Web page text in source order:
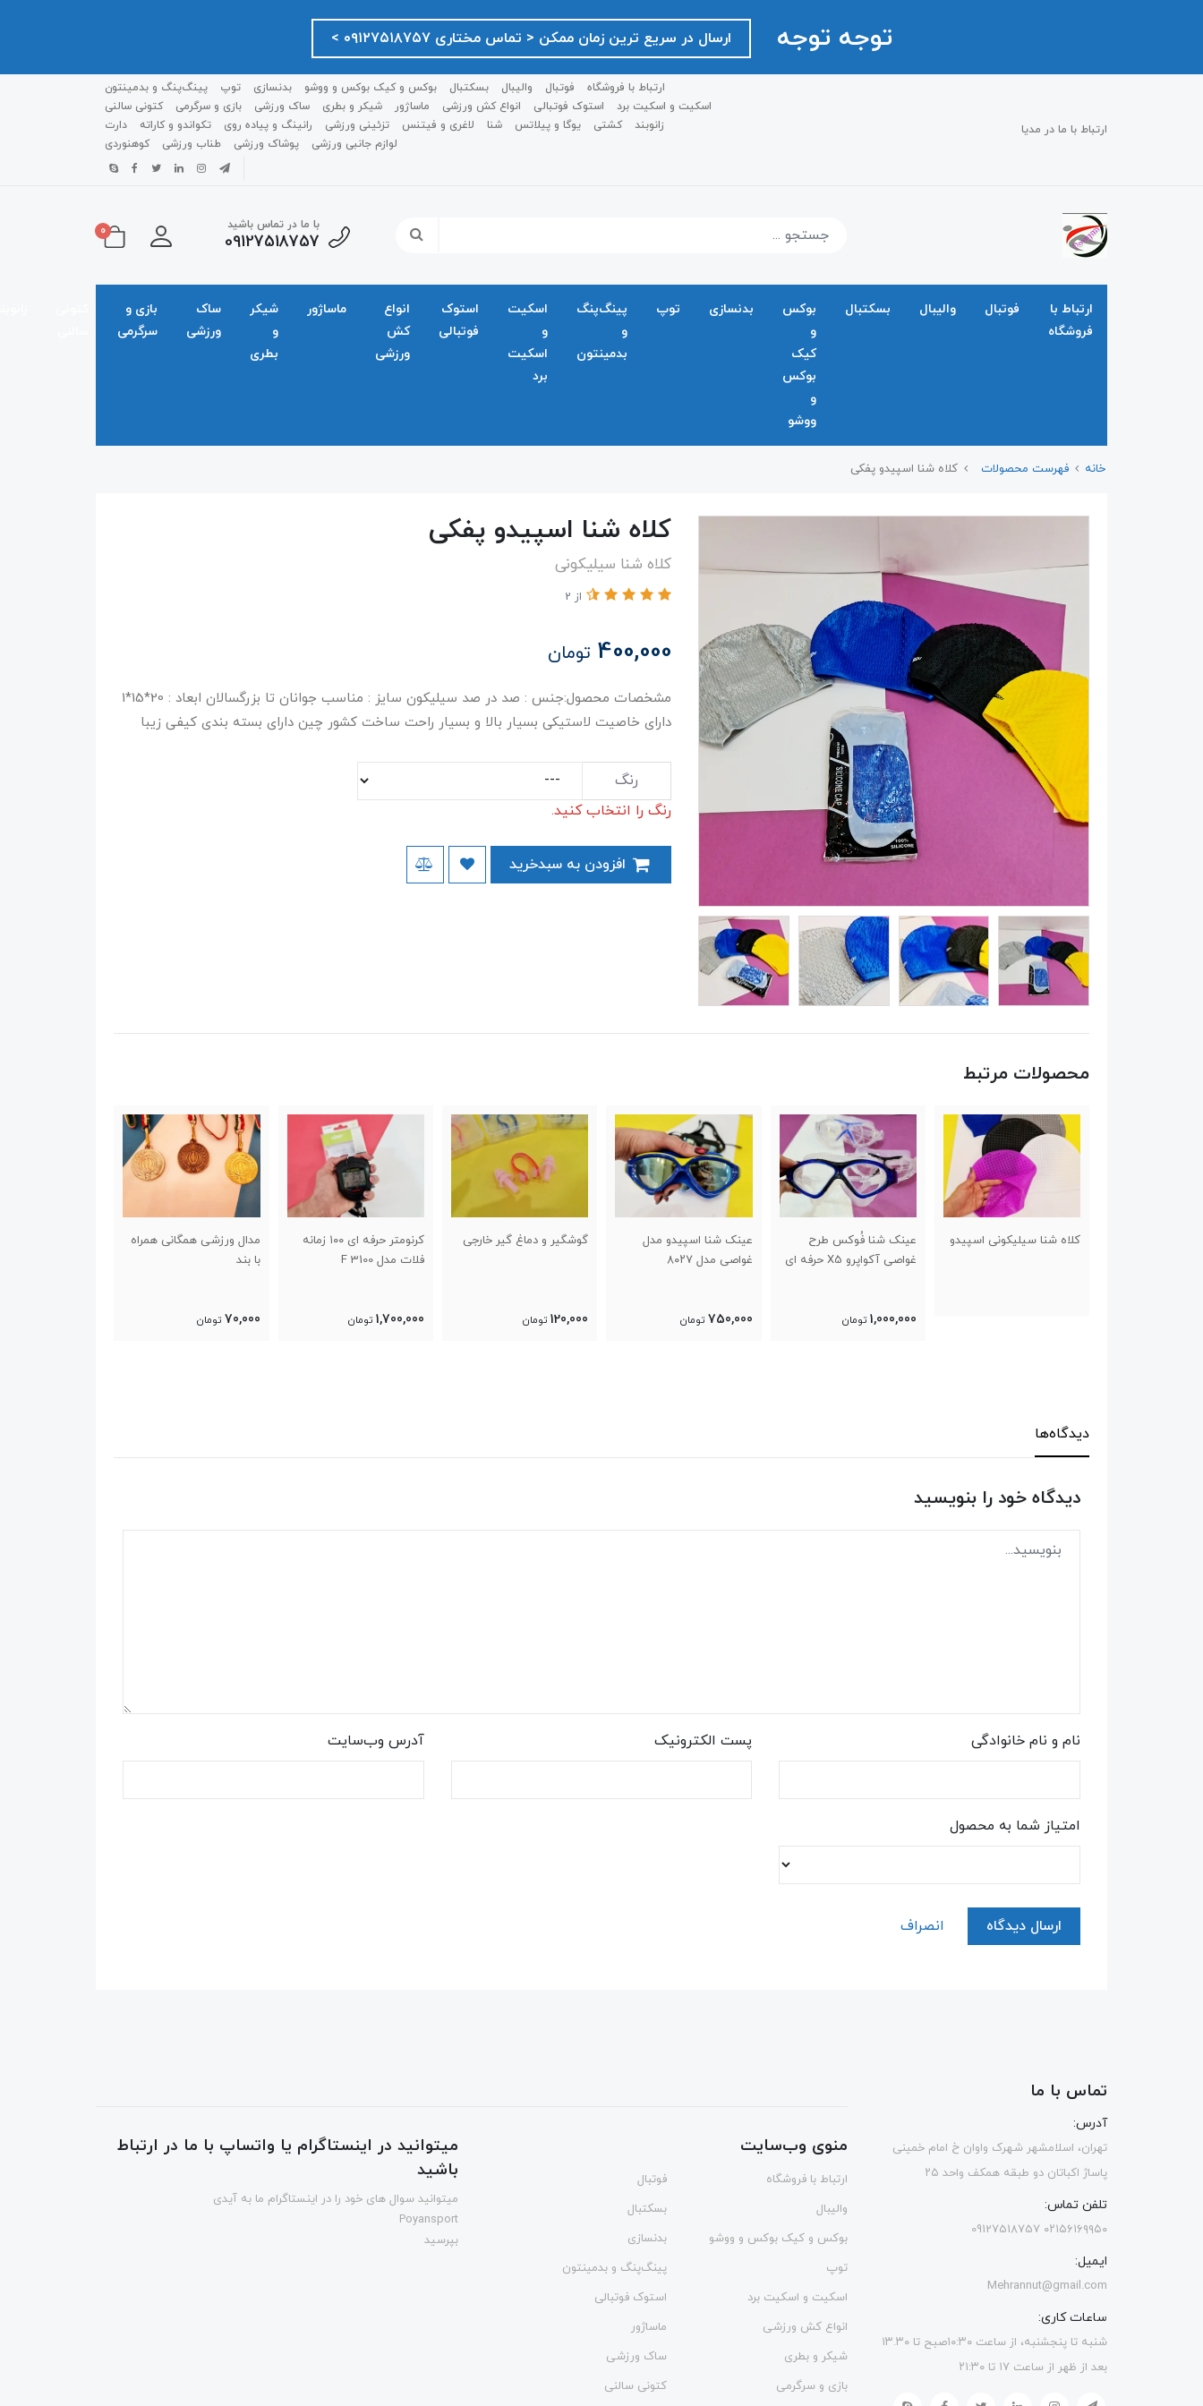
توجه توجه ارسال در سریع ترین زمان ممکن ‌< تماس مختاری ۰۹۱۲۷۵۱۸۷۵۷ >
ارتباط با ما در مدیا
ارتباط با فروشگاه فوتبال والیبال بسکتبال بوکس و کیک بوکس و ووشو بدنسازی توپ
پینگ‌پنگ و بدمينتون
اسکیت و اسکیت برد
استوک فوتبالی انواع کش ورزشی ماساژور شیکر و بطری ساک ورزشی بازی و سرگرمی
کتونی سالنی
زانوبند
کشتی یوگا و پیلاتس شنا لاغری و فیتنس تزئینی ورزشی رانینگ و پیاده روی تکواندو و کاراته
دارت
لوازم جانبی ورزشی
پوشاک ورزشی طناب ورزشی کوهنوردی
با ما در تماس باشید
09127518757
0
ارتباط با
فروشگاه
فوتبال والیبال بسکتبال
بوکس
و
کیک
بوکس
و
ووشو
بدنسازی توپ
پینگ‌پنگ
و
بدمينتون
اسکیت
و
اسکیت
برد
استوک
فوتبالی
انواع
کش
ورزشی
ماساژور
شیکر
و
بطری
ساک
ورزشی
بازی و
سرگرمی
خانه فهرست محصولات کلاه شنا اسپیدو پفکی
کلاه شنا اسپیدو پفکی
کلاه شنا سیلیکونی
از 2
400,000 تومان
​​​​مشخصات محصول:جنس : صد در صد سیلیکون سایز : مناسب جوانان تا بزرگسالان ابعاد : 20*15*1
دارای خاصیت لاستیکی بسیار بالا و بسیار راحت ساخت کشور چین دارای بسته بندی کیفی زیبا
رنگ
رنگ را انتخاب کنید.
محصولات مرتبط
عینک شنا فُوکس طرح
عینک شنا اسپیدو مدل
غواصی مدل ۸۰۲۷
750,000 تومان
گوشگیر و دماغ گیر خارجی
120,000 تومان
کرنومتر حرفه ای ۱۰۰ زمانه
1,700,000
مدال ورزشی همگانی همراه
با بند
70,000 تومان
کش پیلاتس دو متری
خارجی
320,000
دیدگاه‌ها
دیدگاه خود را بنویسید
نام و نام خانوادگی پست الکترونیک آدرس وب‌سایت
امتیاز شما به محصول
ارسال دیدگاه انصراف
تماس با ما
آدرس:
تهران، اسلامشهر شهرک واوان خ امام خمینی
پاساژ اکباتان دو طبقه همکف واحد ۲۵
تلفن تماس:
۰۲۱۵۶۱۶۹۹۵۰ 09127518757
ایمیل:
Mehrannut@gmail.com
ساعات کاری:
شنبه تا پنجشنبه، از ساعت ۱۰:۳۰صبح تا ۱۳.۳۰
بعد از ظهر از ساعت ۱۷ تا ۲۱:۳۰
منوی وب‌سایت
ارتباط با فروشگاه
فوتبال
والیبال
بسکتبال
بوکس و کیک بوکس و ووشو
بدنسازی
توپ
پینگ‌پنگ و بدمينتون
اسکیت و اسکیت برد
استوک فوتبالی
انواع کش ورزشی
ماساژور
شیکر و بطری
ساک ورزشی
بازی و سرگرمی
کتونی سالنی
میتوانید در اینستاگرام یا واتساپ با ما در ارتباط
باشید
میتوانید سوال های خود را در اینستاگرام ما به آیدی
Poyansport
بپرسید